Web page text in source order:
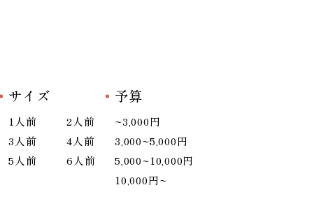
サイズ
1人前
2人前
3人前
4人前
5人前
6人前
予算
~3,000円
3,000~5,000円
5,000~10,000円
10,000円~